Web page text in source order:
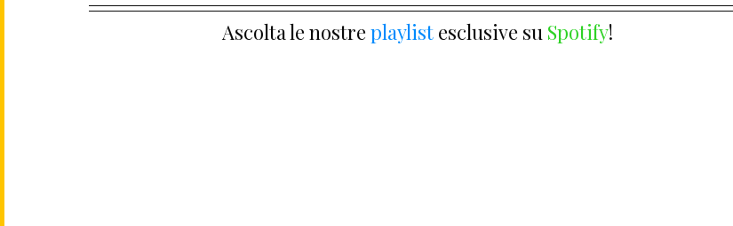
Ascolta le nostre playlist esclusive su Spotify!